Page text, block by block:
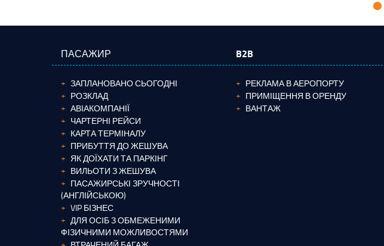
ПАСАЖИР B2B
ЗАПЛАНОВАНО СЬОГОДНІ
РОЗКЛАД
АВІАКОМПАНІЇ
ЧАРТЕРНІ РЕЙСИ
КАРТА ТЕРМІНАЛУ
ПРИБУТТЯ ДО ЖЕШУВА
ЯК ДОЇХАТИ ТА ПАРКІНГ
ВИЛЬОТИ З ЖЕШУВА
ПАСАЖИРСЬКІ ЗРУЧНОСТІ
(АНГЛІЙСЬКОЮ)
VIP БІЗНЕС
ДЛЯ ОСІБ З ОБМЕЖЕНИМИ
ФІЗИЧНИМИ МОЖЛИВОСТЯМИ
РЕКЛАМА В АЕРОПОРТУ
ПРИМІЩЕННЯ В ОРЕНДУ
ВАНТАЖ